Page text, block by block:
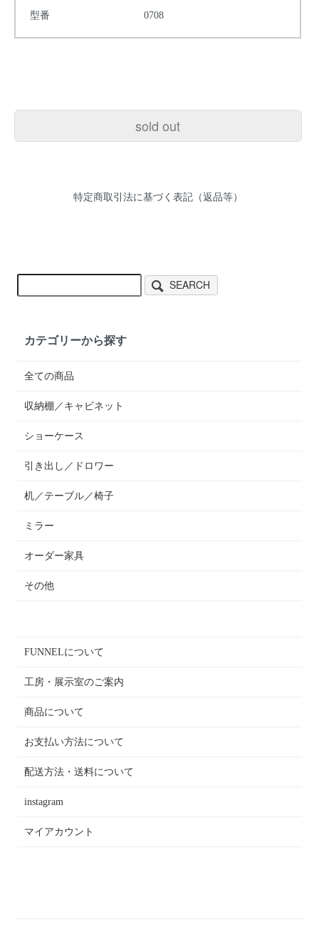
型番 0708
sold out
特定商取引法に基づく表記（返品等）
SEARCH
カテゴリーから探す
全ての商品
収納棚／キャビネット
ショーケース
引き出し／ドロワー
机／テーブル／椅子
ミラー
オーダー家具
その他
FUNNELについて
工房・展示室のご案内
商品について
お支払い方法について
配送方法・送料について
instagram
マイアカウント